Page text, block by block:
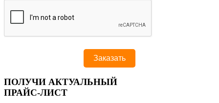
ПОЛУЧИ АКТУАЛЬНЫЙ
ПРАЙС-ЛИСТ